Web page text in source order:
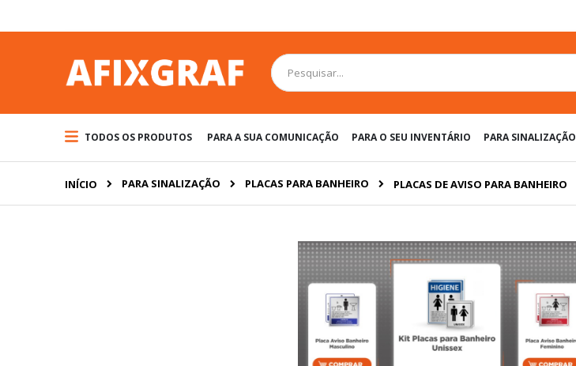
para
conteúdo
Pesquisa
TODOS OS PRODUTOS PARA A SUA COMUNICAÇÃO PARA O SEU INVENTÁRIO PARA SINALIZAÇÃO
INÍCIO PARA SINALIZAÇÃO PLACAS PARA BANHEIRO PLACAS DE AVISO PARA BANHEIRO